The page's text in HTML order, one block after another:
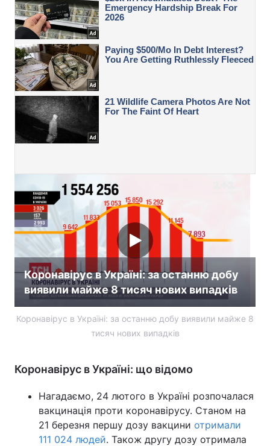
Коронавірус в Україні: за останню добу
виявили майже 8 тисяч нових випадків
Коронавірус в Україні: за останню добу виявили майже 8
тисяч нових випадків
Коронавірус в Україні: що відомо
Нагадаємо, 24 лютого в Україні розпочалася
вакцинація проти коронавірусу. Станом на
21 березня першу дозу вакцини отримали
111 024 людей. Також другу дозу отримала